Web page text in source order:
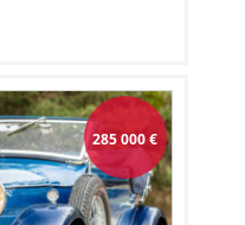
285 000€